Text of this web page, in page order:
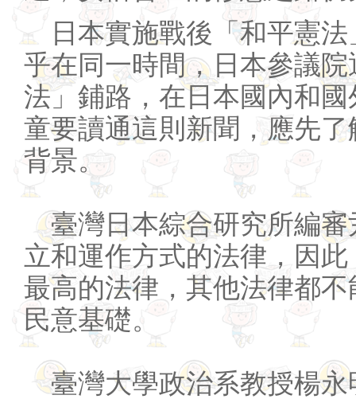
日本實施戰後「和平憲法
乎在同一時間，日本參議
法」鋪路，在日本國內和
童要讀通這則新聞，應先
背景。
臺灣日本綜合研究所編審
立和運作方式的法律，因
最高的法律，其他法律都
民意基礎。
臺灣大學政治系教授楊永